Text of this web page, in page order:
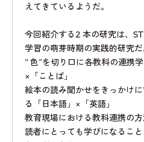
えてきているようだ。
今回紹介する2 本の研究は、
学習の萌芽時期の実践的研究だ
" 色"を切り口に各教科の連携
×「ことば」
絵本の読み聞かせをきっかけ
る「日本語」×「英語」
教育現場における教科連携の方
読者にとっても学びになるこ